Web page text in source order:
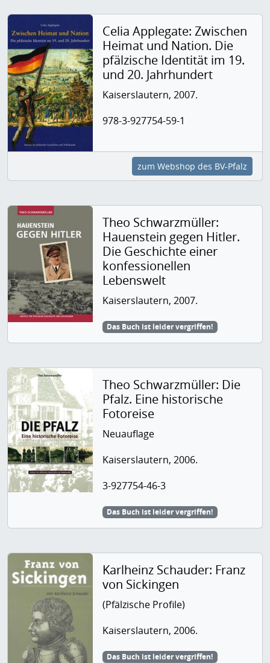
Celia Applegate: Zwischen
Heimat und Nation. Die
pfälzische Identität im 19.
und 20. Jahrhundert
Kaiserslautern, 2007.
978-3-927754-59-1
zum Webshop des BV-Pfalz
Theo Schwarzmüller:
Hauenstein gegen Hitler.
Die Geschichte einer
konfessionellen
Lebenswelt
Kaiserslautern, 2007.
Das Buch ist leider vergriffen!
Theo Schwarzmüller: Die
Pfalz. Eine historische
Fotoreise
Neuauflage
Kaiserslautern, 2006.
3-927754-46-3
Das Buch ist leider vergriffen!
Karlheinz Schauder: Franz
von Sickingen
(Pfälzische Profile)
Kaiserslautern, 2006.
Das Buch ist leider vergriffen!